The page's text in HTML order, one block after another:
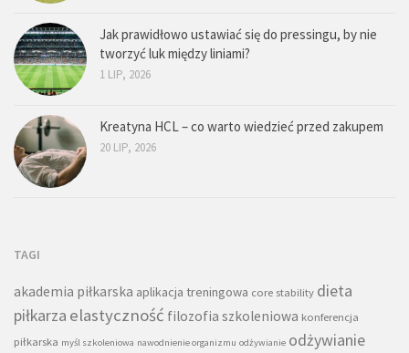
Jak prawidłowo ustawiać się do pressingu, by nie
tworzyć luk między liniami?
1 LIP, 2026
Kreatyna HCL – co warto wiedzieć przed zakupem
20 LIP, 2026
TAGI
akademia piłkarska aplikacja treningowa core stability dieta
piłkarza elastyczność filozofia szkoleniowa konferencja
piłkarska myśl szkoleniowa nawodnienie organizmu odżywianie odżywianie